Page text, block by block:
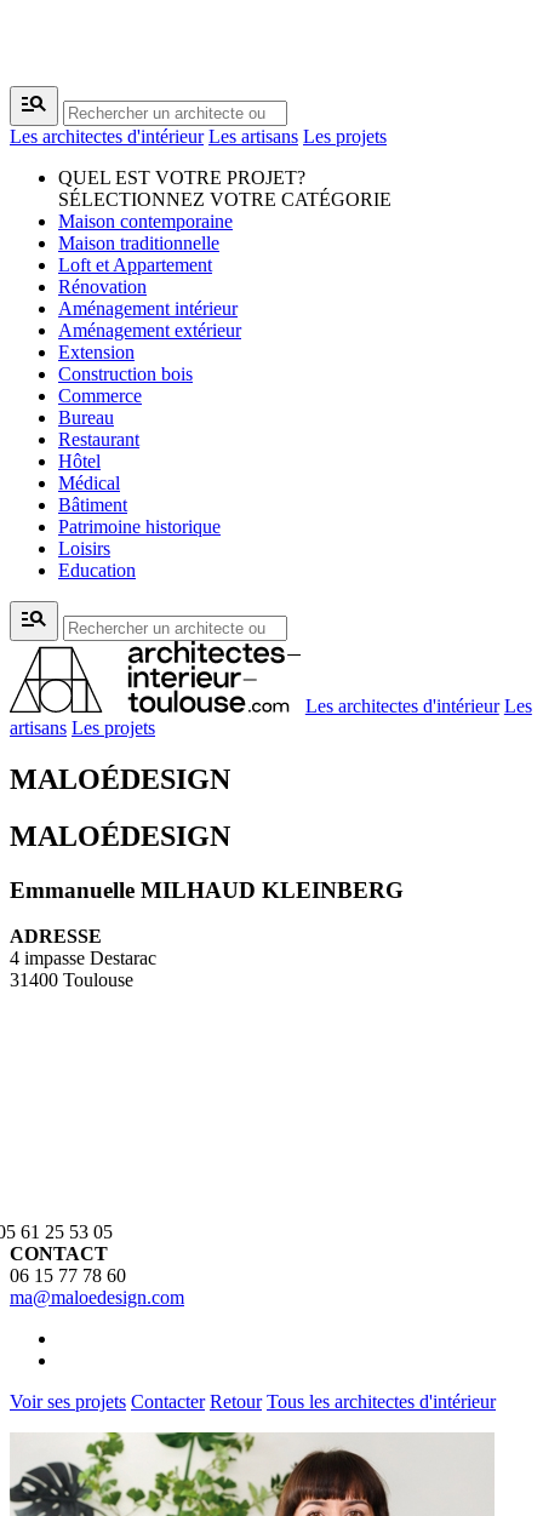
manage_search
Les architectes d'intérieur Les artisans Les projets
QUEL EST VOTRE PROJET?
SÉLECTIONNEZ VOTRE CATÉGORIE
Maison contemporaine
Maison traditionnelle
Loft et Appartement
Rénovation
Aménagement intérieur
Aménagement extérieur
Extension
Construction bois
Commerce
Bureau
Restaurant
Hôtel
Médical
Bâtiment
Patrimoine historique
Loisirs
Education
manage_search
Les architectes d'intérieur Les
artisans Les projets
MALOÉDESIGN
MALOÉDESIGN
Emmanuelle MILHAUD KLEINBERG
ADRESSE
4 impasse Destarac
31400 Toulouse
61 25 53 05
CONTACT
06 15 77 78 60
ma@maloedesign.com
Voir ses projets Contacter Retour Tous les architectes d'intérieur